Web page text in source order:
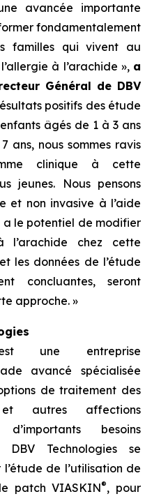
avancée importante
fondamentalement
familles qui vivent au
à l’arachide », a
Général de DBV
positifs des étude
âgés de 1 à 3 ans
ans, nous sommes ravis
clinique à cette
jeunes. Nous pensons
et non invasive à l’aide
a le potentiel de modifier
l’arachide chez cette
les données de l’étude
concluantes, seront
approche. »
une entreprise
avancé spécialisée
de traitement des
et autres affections
besoins
Technologies se
de l’utilisation de
patch VIASKIN®, pour